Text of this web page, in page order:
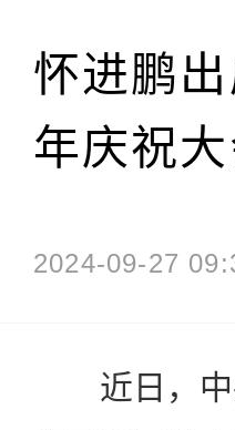
怀进鹏
年庆祝
2024-09-27
近日，中